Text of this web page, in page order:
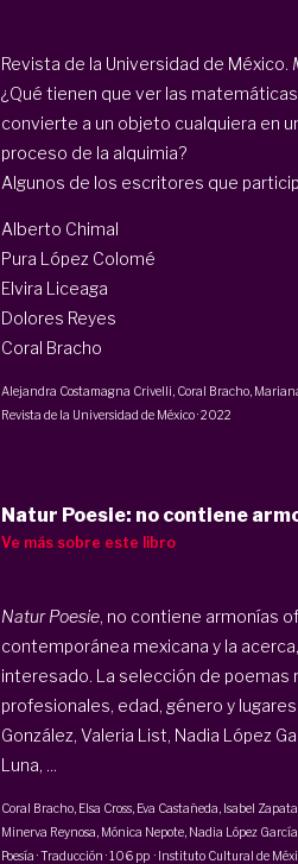
Revista de la Universidad de México.
¿Qué tienen que ver las
convierte a un objeto cualquiera en
proceso de la alquimia?
Algunos de los escritores que
Alberto Chimal
Pura López Colomé
Elvira Liceaga
Dolores Reyes
Coral Bracho
Alejandra Costamagna Crivelli , Coral Bracho,
Revista de la Universidad de México ·2022
Natur Poesie: no contiene
Ve más sobre este libro
Natur Poesie, no contiene armonías
contemporánea mexicana y la
interesado. La selección de
profesionales, edad, género y
González, Valeria List, Nadia López
Luna, ...
Coral Bracho, Elsa Cross, Eva Castañeda, Isabel Zapata
Minerva Reynosa Mónica Nepote, Nadia López García
Poesía · Traducción ·106 pp· Instituto Cultural de